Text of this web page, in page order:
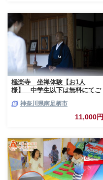
極楽寺 坐禅体験【お1人
様】 中学生以下は無料にてご
奈川県 南足柄市 】
神奈川県南足柄市
11,000円